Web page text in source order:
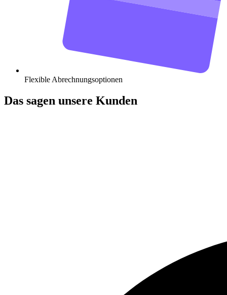
Flexible Abrechnungsoptionen
Das sagen unsere Kunden